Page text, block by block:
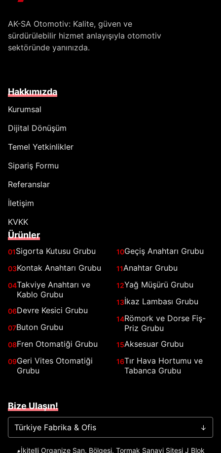
AK-SA Otomotiv: Kalite, güven ve
sürdürülebilir hizmet anlayışıyla otomotiv
sektöründe yanınızda.
Hakkımızda
Kurumsal
Dijital Dönüşüm
Temel Yetkinlikler
Sipariş Formu
Referanslar
İletişim
KVKK
Ürünler
01Sigorta Kutusu Grubu
03Kontak Anahtarı Grubu
04Takviye Anahtarı ve
Kablo Grubu
06Devre Kesici Grubu
07Buton Grubu
08Fren Otomatiği Grubu
09Geri Vites Otomatiği
Grubu
10Geçiş Anahtarı Grubu
11Anahtar Grubu
12Yağ Müşürü Grubu
13İkaz Lambası Grubu
14Römork ve Dorse Fiş-
Priz Grubu
15Aksesuar Grubu
16Tır Hava Hortumu ve
Tabanca Grubu
Bize Ulaşın!
Türkiye Fabrika & Ofis →
İkitelli Organize San. Bölgesi, Tormak Sanayi Sitesi J Blok